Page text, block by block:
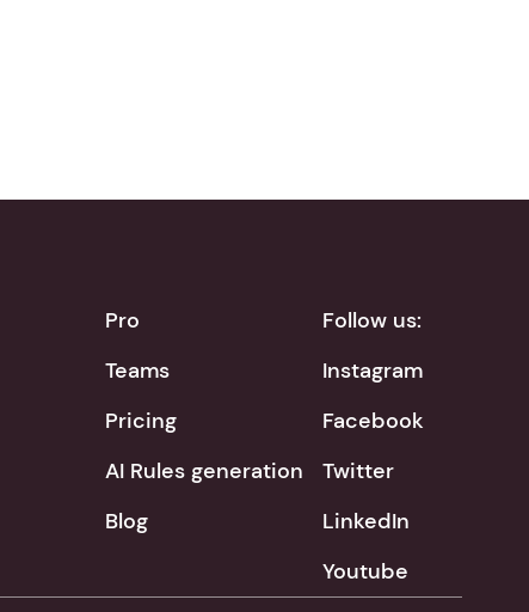
Pro
Teams
Pricing
AI Rules generation
Blog
Follow us:
Instagram
Facebook
Twitter
LinkedIn
Youtube